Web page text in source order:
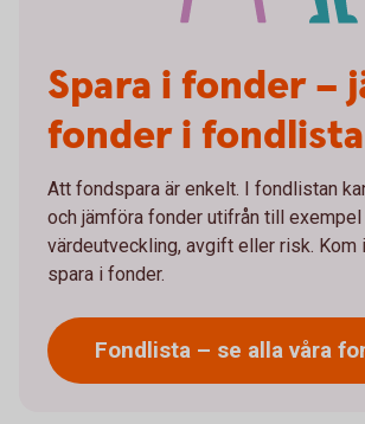
Spara i fonder –
fonder i
Att fondspara är enkelt. I fondlistan
och jämföra fonder utifrån till exempel
värdeutveckling, avgift eller risk. Kom
spara i fonder.
Fondlista – se alla våra